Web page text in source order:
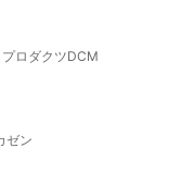
ロダクツDCM
ゼン